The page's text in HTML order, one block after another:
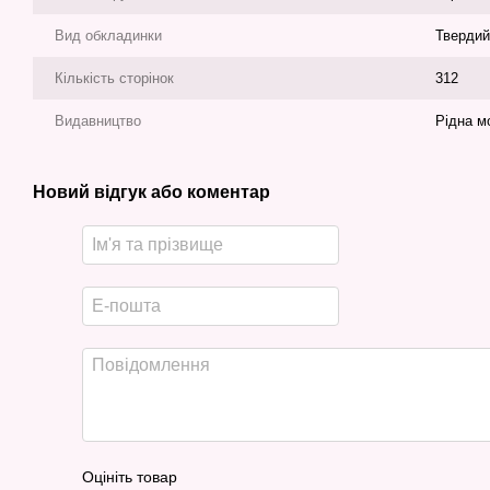
Вид обкладинки Твердий
Кількість сторінок 312
Видавництво Рідна
Новий відгук або коментар
Оцініть товар